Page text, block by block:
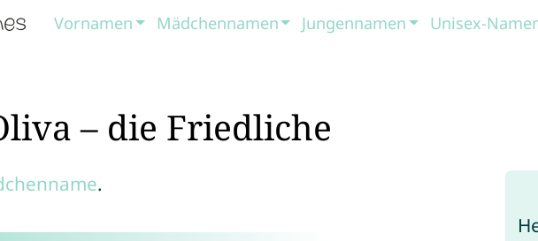
Vornamen Mädchennamen Jungennamen Unisex-
– die Friedliche
.